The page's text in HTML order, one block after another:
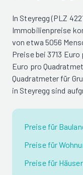
In Steyregg (PLZ
Immobilienpreise
von etwa 5056
Preise bei 3713
Euro pro
Quadratmeter für
in Steyregg sind
Preise für
Preise für
Preise für